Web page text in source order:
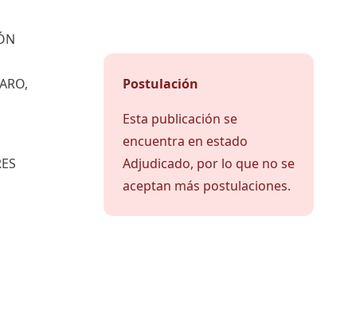
Postulación
Esta publicación se
encuentra en estado
Adjudicado, por lo que no se
aceptan más postulaciones.